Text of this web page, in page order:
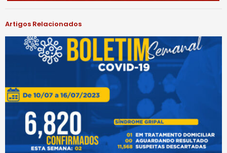
Artigos Relacionados